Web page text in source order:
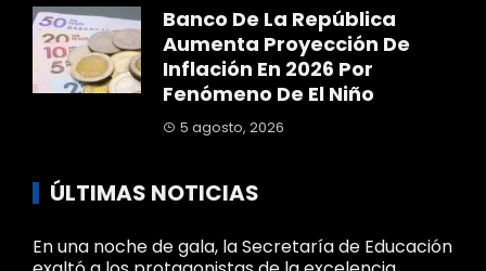
Banco De La República
Aumenta Proyección De
Inflación En 2026 Por
Fenómeno De El Niño
5 agosto, 2026
ÚLTIMAS NOTICIAS
En una noche de gala, la Secretaría de Educación